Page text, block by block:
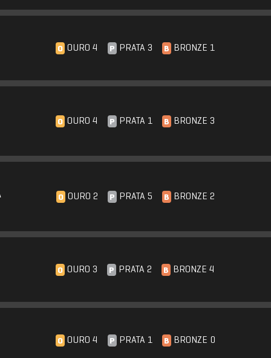
O OURO 4 P PRATA 3 B BRONZE 1
O OURO 4 P PRATA 1 B BRONZE 3
O OURO 2 P PRATA 5 B BRONZE 2
O OURO 3 P PRATA 2 B BRONZE 4
O OURO 4 P PRATA 1 B BRONZE 0